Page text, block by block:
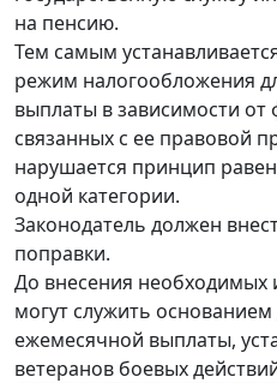
на пенсию.
Тем самым
режим налогообложения
выплаты в зависимости
связанных с ее правовой
нарушается принцип
одной категории.
Законодатель должен
поправки.
До внесения
могут служить
ежемесячной выплаты,
ветеранов боевых